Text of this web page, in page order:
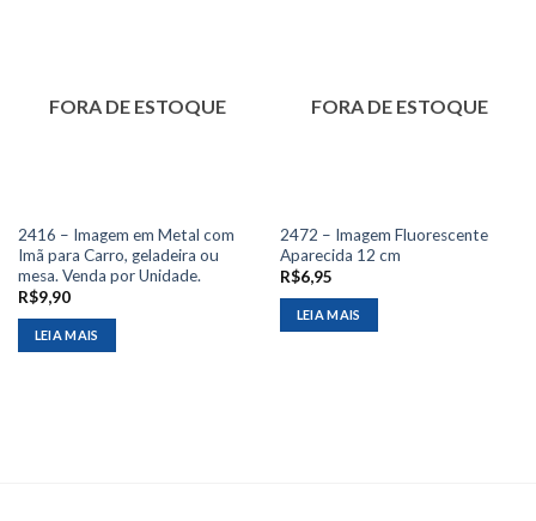
FORA DE ESTOQUE
2416 – Imagem em Metal com
Imã para Carro, geladeira ou
mesa. Venda por Unidade.
R$9,90
LEIA MAIS
FORA DE ESTOQUE
2472 – Imagem Fluorescente
Aparecida 12 cm
R$6,95
LEIA MAIS